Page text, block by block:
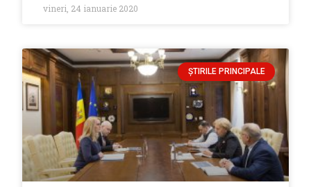
vineri, 24 ianuarie 2020
ȘTIRILE PRINCIPALE